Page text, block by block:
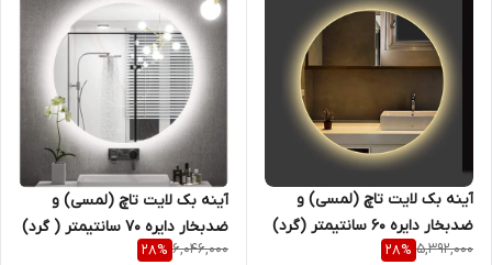
آینه بک لایت تاچ (لمسی) و
ضدبخار دایره 60 سانتیمتر (گرد)
مناسب سرویس روشویی و اینه
5,392,000
28%
آینه بک لایت تاچ (لمسی) و
ضدبخار دایره 70 سانتیمتر ( گرد)
مناسب سرویس روشویی و اینه
6,046,000
28%